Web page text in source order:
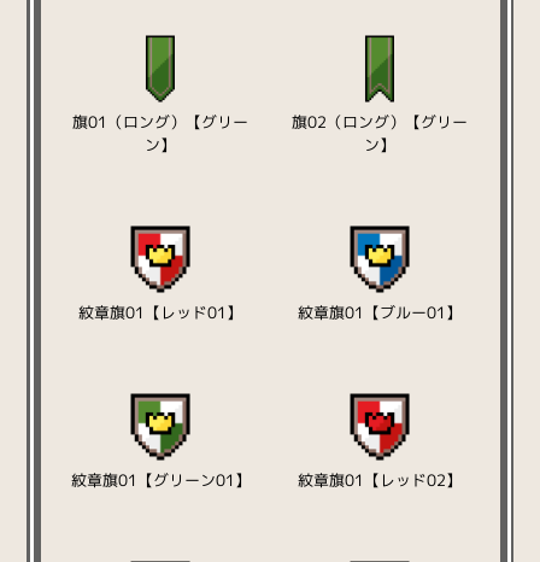
旗01（ロング）【グリー
ン】
旗02（ロング）【グリー
ン】
紋章旗01【レッド01】 紋章旗01【ブルー01】
紋章旗01【グリーン01】 紋章旗01【レッド02】